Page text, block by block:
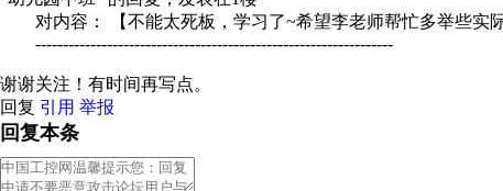
对内容： 【不能太死板，学习了~希望李老师帮忙多举些实
-----------------------------------------------------------------
谢谢关注！有时间再写点。
回复 引用 举报
回复本条